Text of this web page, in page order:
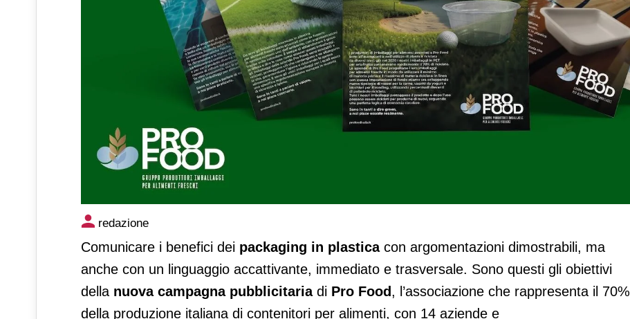
Pro Food promuove i benefici dei pack in plastica
redazione
Comunicare i benefici dei packaging in plasticacon argomentazioni dimostrabili, ma
anche con un linguaggio accattivante, immediato e trasversale. Sono questi gli obiettivi
della nuova campagna pubblicitariadi Pro Food, l’associazione che rappresenta il 70%
della produzione italiana di contenitori per alimenti, con 14 aziende e